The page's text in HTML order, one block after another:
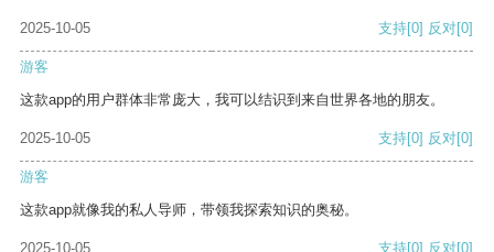
2025-10-05 支持[0] 反对[0]
游客
这款app的用户群体非常庞大，我可以结识到来自世界各地的朋友。
2025-10-05 支持[0] 反对[0]
游客
这款app就像我的私人导师，带领我探索知识的奥秘。
2025-10-05 支持[0] 反对[0]